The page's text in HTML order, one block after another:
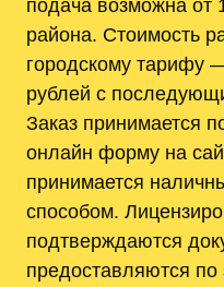
подача возможна от
района. Стоимость
городскому тарифу
рублей с
Заказ принимается
онлайн форму на
принимается
способом.
подтверждаются
предоставляются по